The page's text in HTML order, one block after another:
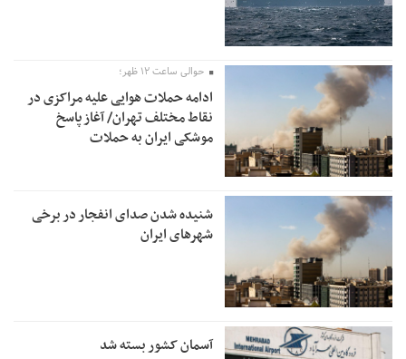
حوالی ساعت ۱۲ ظهر؛
ادامه حملات هوایی علیه مراکزی در
نقاط مختلف تهران/ آغاز پاسخ
موشکی ایران به حملات
شنیده شدن صدای انفجار در برخی
شهرهای ایران
آسمان کشور بسته شد